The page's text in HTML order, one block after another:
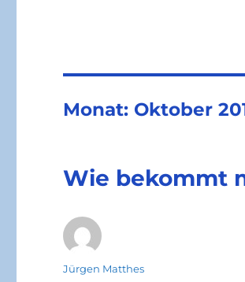
Monat: Oktober
Wie bekommt
Autor
Jürgen Matthes